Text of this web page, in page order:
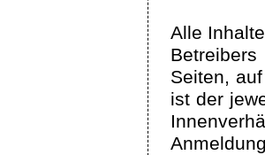
Alle
Seiten,
ist der